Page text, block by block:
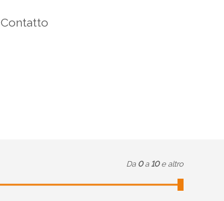
Contatto
Da 0 a 10 e altro